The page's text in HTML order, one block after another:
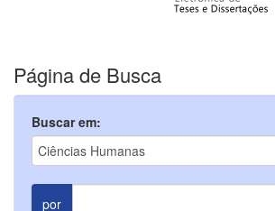
Página de Busca
Buscar em:
por